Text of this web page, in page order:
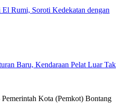
Rumi, Soroti Kedekatan dengan
Baru, Kendaraan Pelat Luar Tak
Kota (Pemkot) Bontang